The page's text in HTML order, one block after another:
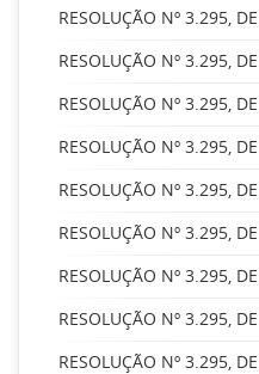
RESOLUÇÃO Nº 3.295,
RESOLUÇÃO Nº 3.295,
RESOLUÇÃO Nº 3.295,
RESOLUÇÃO Nº 3.295,
RESOLUÇÃO Nº 3.295,
RESOLUÇÃO Nº 3.295,
RESOLUÇÃO Nº 3.295,
RESOLUÇÃO Nº 3.295,
RESOLUÇÃO Nº 3.295,